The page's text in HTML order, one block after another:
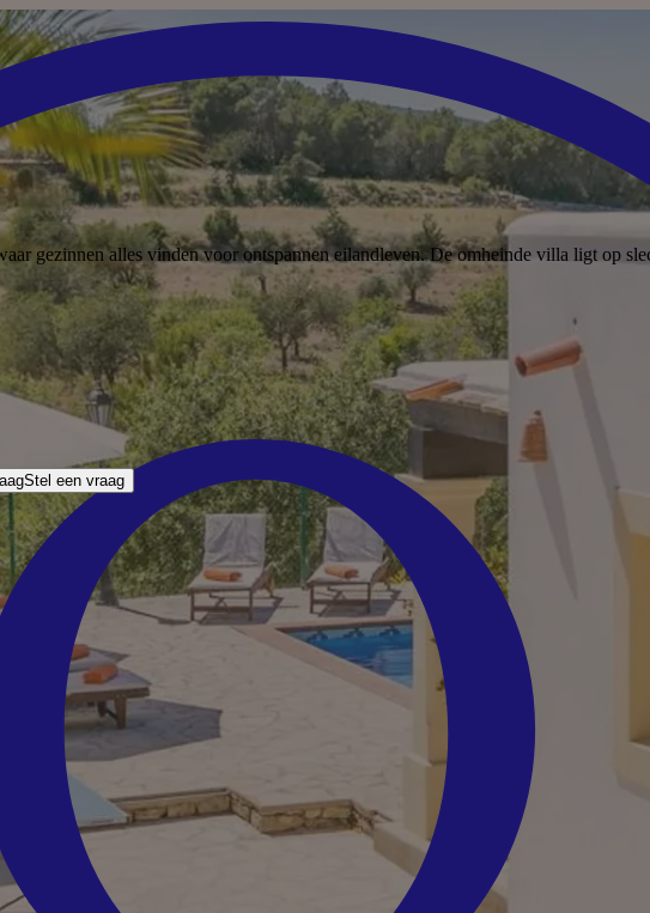
gezinnen alles vinden voor ontspannen eilandleven. De omheinde villa ligt op
Stel een vraag